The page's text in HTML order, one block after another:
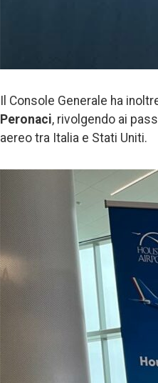
Il Console Generale ha
Peronaci, rivolgendo ai
aereo tra Italia e Stati Uniti.